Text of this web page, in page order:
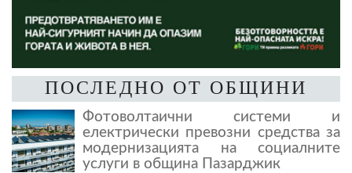
ПОСЛЕДНО ОТ ОБЩИНИ
Фотоволтаични системи и
електрически превозни средства за
модернизацията на социалните
услуги в община Пазарджик